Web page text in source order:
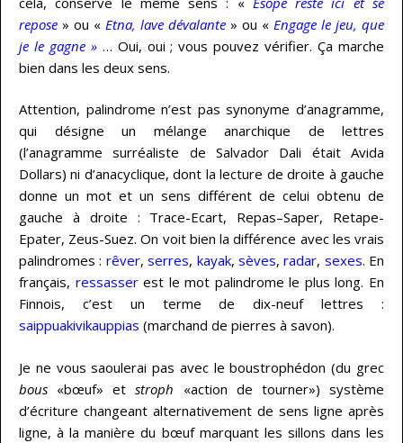
repose » ou « Etna, lave dévalante » ou « Engage le jeu, que
je le gagne » … Oui, oui ; vous pouvez vérifier. Ça marche
bien dans les deux sens.
Attention, palindrome n’est pas synonyme d’anagramme,
qui désigne un mélange anarchique de lettres
(l’anagramme surréaliste de Salvador Dali était Avida
Dollars) ni d’anacyclique, dont la lecture de droite à gauche
donne un mot et un sens différent de celui obtenu de
gauche à droite : Trace-Ecart, Repas–Saper, Retape-
Epater, Zeus-Suez. On voit bien la différence avec les vrais
palindromes : rêver,serres, kayak, sèves,radar, sexes. En
français, ressasserest le mot palindrome le plus long. En
Finnois, c’est un terme de dix-neuf lettres :
saippuakivikauppias (marchand de pierres à savon).
Je ne vous saoulerai pas avec le boustrophédon (du grec
bous «bœuf» etstroph «action de tourner») système
d’écriture changeant alternativement de sens ligne après
ligne, à la manière du bœuf marquant les sillons dans les